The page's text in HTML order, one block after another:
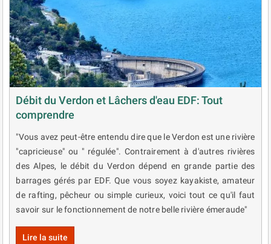
Débit du Verdon et Lâchers d'eau EDF: Tout
comprendre
"Vous avez peut-être entendu dire que le Verdon est une rivière
"capricieuse" ou " régulée". Contrairement à d'autres rivières
des Alpes, le débit du Verdon dépend en grande partie des
barrages gérés par EDF. Que vous soyez kayakiste, amateur
de rafting, pêcheur ou simple curieux, voici tout ce qu'il faut
savoir sur le fonctionnement de notre belle rivière émeraude"
Lire la suite